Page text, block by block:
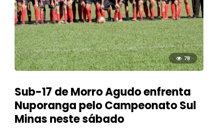
78
Sub-17 de Morro Agudo enfrenta
Nuporanga pelo Campeonato Sul
Minas neste sábado